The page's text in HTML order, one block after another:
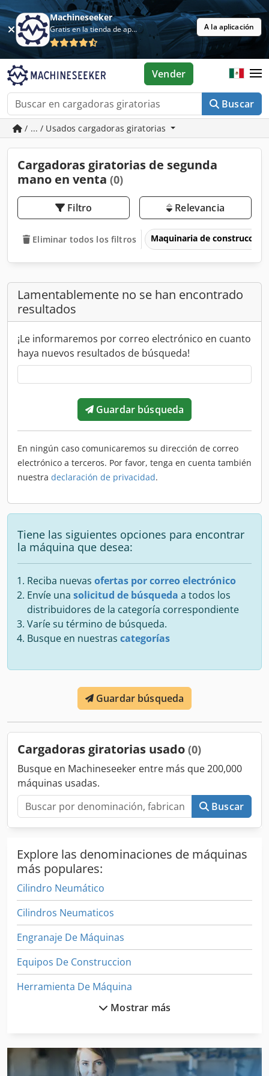
Machineseeker
Gratis en la tienda de aplicaciones A la aplicación
Buscar
Vender
/ ... / Usados cargadoras giratorias
Cargadoras giratorias de segunda
mano en venta (0)
Filtro Relevancia
Eliminar todos los filtros Maquinaria de construcción
Lamentablemente no se han encontrado
resultados
¡Le informaremos por correo electrónico en cuanto
haya nuevos resultados de búsqueda!
Guardar búsqueda
En ningún caso comunicaremos su dirección de correo
electrónico a terceros. Por favor, tenga en cuenta también
nuestra declaración de privacidad.
Tiene las siguientes opciones para encontrar
la máquina que desea:
Reciba nuevas ofertas por correo electrónico
Envíe una solicitud de búsqueda a todos los
distribuidores de la categoría correspondiente
Varíe su término de búsqueda.
Busque en nuestras categorías
Guardar búsqueda
Cargadoras giratorias usado (0)
Busque en Machineseeker entre más que 200,000
máquinas usadas.
Buscar
Explore las denominaciones de máquinas
más populares:
Cilindro Neumático
Cilindros Neumaticos
Engranaje De Máquinas
Equipos De Construccion
Herramienta De Máquina
Mesas De Elevación
Neumaticos Y Ruedas
Mostrar más